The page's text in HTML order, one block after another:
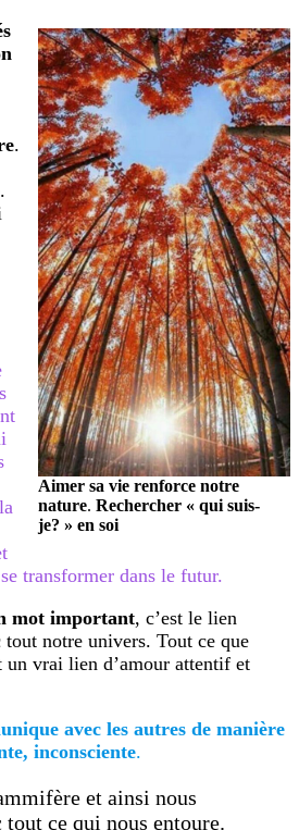
Aimer sa vie renforce notre
nature. Rechercher « qui suis-
je? » en soi
.
transformer dans le futur.
mot important, c’est le lien
tout notre univers. Tout ce que
un vrai lien d’amour attentif et
avec les autres de manière
inconsciente.
et ainsi nous
ce qui nous entoure.